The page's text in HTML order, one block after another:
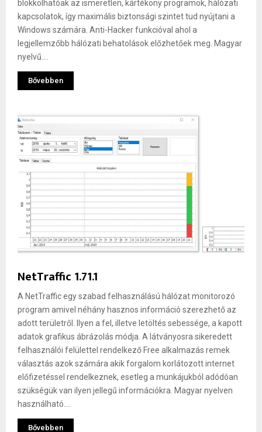
blokkolhatóak az ismeretlen, kártékony programok, hálózati
kapcsolatok, így maximális biztonsági szintet tud nyújtani a
Windows számára. Anti-Hacker funkcióval ahol a
legjellemzőbb hálózati behatolások előzhetőek meg. Magyar
nyelvű....
Bővebben
NetTraffic 1.71.1
A NetTraffic egy szabad felhasználású hálózat monitorozó
program amivel néhány hasznos információ szerezhető az
adott területről. Ilyen a fel, illetve letöltés sebessége, a kapott
adatok grafikus ábrázolás módja. A látványosra sikeredett
felhasználói felülettel rendelkező Free alkalmazás remek
választás azok számára akik forgalom korlátozott internet
előfizetéssel rendelkeznek, esetleg a munkájukból adódóan
szükségük van ilyen jellegű információkra. Magyar nyelven
használható....
Bővebben